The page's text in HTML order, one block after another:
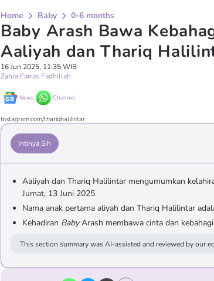
Home Baby 0-6 months
Baby Arash Bawa
Aaliyah dan Thariq
16 Jun 2025, 11:35 WIB
Zahra Farras Fadhillah
News Channel
Instagram.com/thariqhalilintar
Intinya Sih
Aaliyah dan Thariq Halilintar mengumumkan
Jumat, 13 Juni 2025
Nama anak pertama aliyah dan Thariq Halilintar
Kehadiran BabyArash membawa cinta dan
This section summary was AI-assisted and reviewed by our